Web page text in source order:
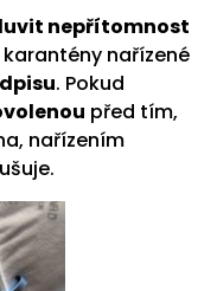
nepřítomnost
nařízené
. Pokud
před tím,
nařízením